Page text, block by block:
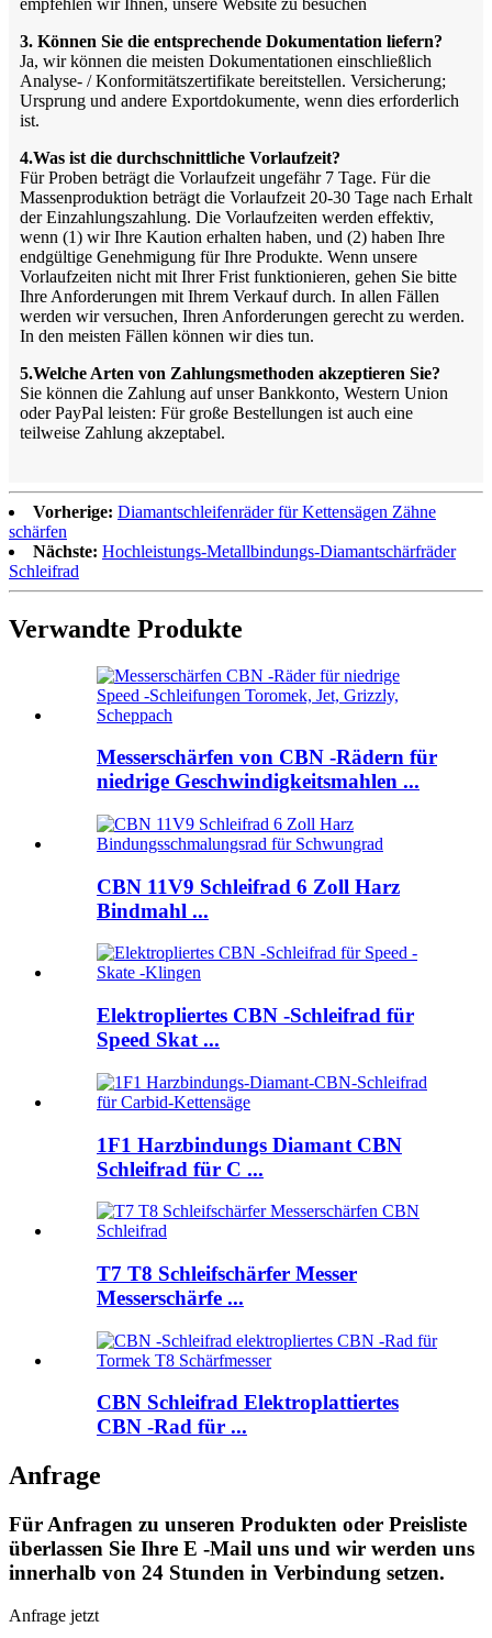
3. Können Sie die entsprechende Dokumentation liefern?
Ja, wir können die meisten Dokumentationen einschließlich
Analyse- / Konformitätszertifikate bereitstellen. Versicherung;
Ursprung und andere Exportdokumente, wenn dies erforderlich
ist.
4.Was ist die durchschnittliche Vorlaufzeit?
Für Proben beträgt die Vorlaufzeit ungefähr 7 Tage. Für die
Massenproduktion beträgt die Vorlaufzeit 20-30 Tage nach Erhalt
der Einzahlungszahlung. Die Vorlaufzeiten werden effektiv,
wenn (1) wir Ihre Kaution erhalten haben, und (2) haben Ihre
endgültige Genehmigung für Ihre Produkte. Wenn unsere
Vorlaufzeiten nicht mit Ihrer Frist funktionieren, gehen Sie bitte
Ihre Anforderungen mit Ihrem Verkauf durch. In allen Fällen
werden wir versuchen, Ihren Anforderungen gerecht zu werden.
In den meisten Fällen können wir dies tun.
5.Welche Arten von Zahlungsmethoden akzeptieren Sie?
Sie können die Zahlung auf unser Bankkonto, Western Union
oder PayPal leisten: Für große Bestellungen ist auch eine
teilweise Zahlung akzeptabel.
Vorherige: Diamantschleifenräder für Kettensägen Zähne
schärfen
Nächste: Hochleistungs-Metallbindungs-Diamantschärfräder
Schleifrad
Verwandte Produkte
Messerschärfen von CBN -Rädern für
niedrige Geschwindigkeitsmahlen ...
CBN 11V9 Schleifrad 6 Zoll Harz
Bindmahl ...
Elektropliertes CBN -Schleifrad für
Speed ​​Skat ...
1F1 Harzbindungs ​​Diamant CBN
Schleifrad für C ...
T7 T8 Schleifschärfer Messer
Messerschärfe ...
CBN Schleifrad Elektroplattiertes
CBN -Rad für ...
Anfrage
Für Anfragen zu unseren Produkten oder Preisliste
überlassen Sie Ihre E -Mail uns und wir werden uns
innerhalb von 24 Stunden in Verbindung setzen.
Anfrage jetzt